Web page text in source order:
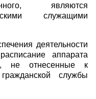
являются
служащими
деятельности
аппарата
не отнесенные к
службы